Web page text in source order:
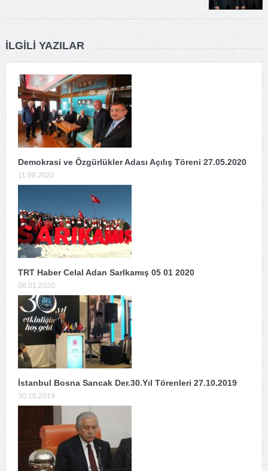
İLGILI YAZILAR
Demokrasi ve Özgürlükler Adası Açılış Töreni 27.05.2020
11.09.2020
TRT Haber Celal Adan SarIkamış 05 01 2020
08.01.2020
İstanbul Bosna Sancak Der.30.Yıl Törenleri 27.10.2019
30.10.2019